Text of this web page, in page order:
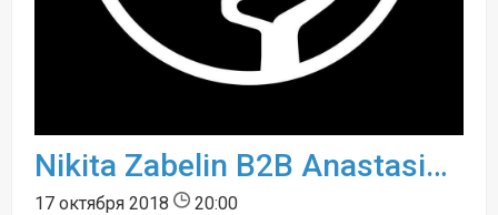
Nikita Zabelin B2B Anastasia Kristensen
17 октября 2018
20:00